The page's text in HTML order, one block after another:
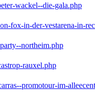
wackel--die-gala.php
fox-in-der-vestarena-in-
northeim.php
rauxel.php
promotour-im-